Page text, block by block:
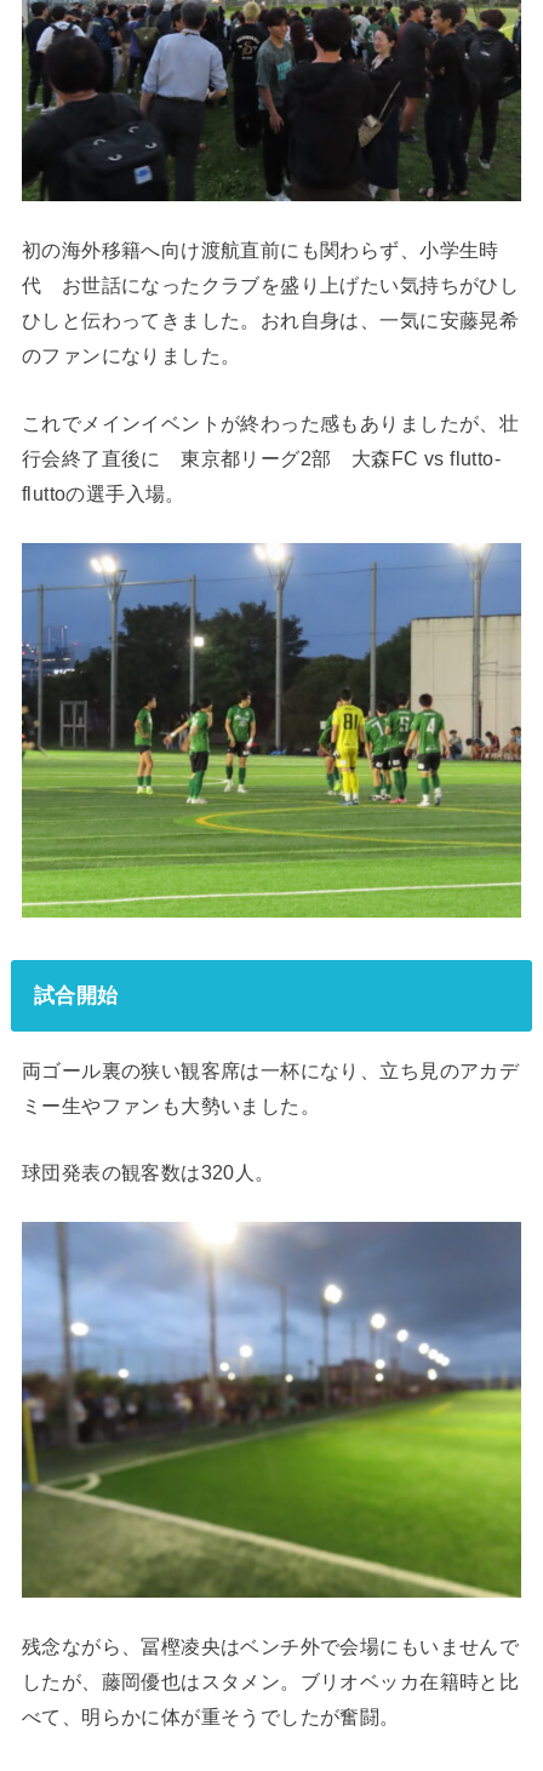
初の海外移籍へ向け渡航直前にも関わらず、小学生時
代 お世話になったクラブを盛り上げたい気持ちがひし
ひしと伝わってきました。おれ自身は、一気に安藤晃希
のファンになりました。
これでメインイベントが終わった感もありましたが、壮
行会終了直後に 東京都リーグ2部 大森FC vs flutto-
fluttoの選手入場。
試合開始
両ゴール裏の狭い観客席は一杯になり、立ち見のアカデ
ミー生やファンも大勢いました。
球団発表の観客数は320人。
残念ながら、冨樫凌央はベンチ外で会場にもいませんで
したが、藤岡優也はスタメン。ブリオベッカ在籍時と比
べて、明らかに体が重そうでしたが奮闘。